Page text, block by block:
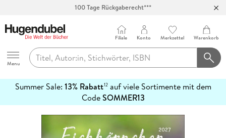
100 Tage Rückgaberecht***
Hugendubel
Menu
Filiale Konto Merkzettel Warenkorb
Summer Sale: 13% Rabatt12auf viele Sortimente mit dem
CodeSOMMER13
erfahren